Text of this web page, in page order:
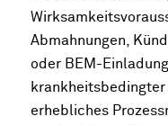
Abmahnungen,
oder BEM-
erhebliches